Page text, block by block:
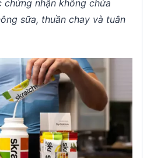
nhận không chứa
sữa, thuần chay và tuân